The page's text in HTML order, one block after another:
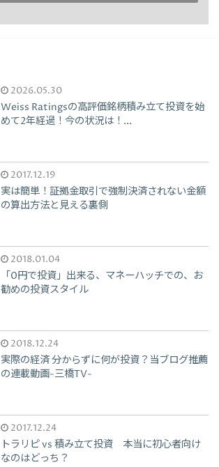
2026.05.30
Weiss Ratingsの高評価銘柄積み立て投資を始
めて2年経過！今の状況は！...
2017.12.19
実は簡単！証拠金取引で強制決済されない金額
の算出方法と見える裏側
2018.01.04
「0円で投資」出来る、マネーハッチでの、お
勧めの投資スタイル
2018.12.24
実際の経済 分からずに何が投資？当ブログ推薦
の連載動画-三橋TV-
2017.12.24
トラリピ vs 積み立て投資 本当に初心者向け
なのはどっち？